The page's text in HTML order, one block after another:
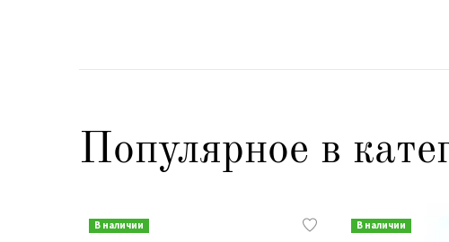
Популярное в
В наличии В наличии